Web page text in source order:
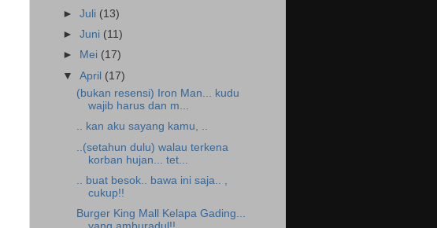
►Juli (13)
►Juni (11)
►
Mei (17)
▼April (17)
(bukan resensi) Iron Man... kudu
wajib harus dan m...
.. kan aku sayang kamu, ..
..(setahun dulu) walau terkena
korban hujan... tet...
.. buat besok.. bawa ini saja.. ,
cukup!!
Burger King Mall Kelapa Gading...